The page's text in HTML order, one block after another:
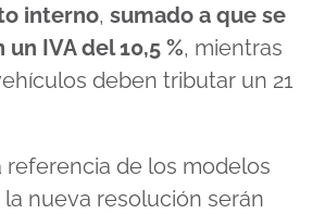
interno, sumado a que se
IVA del 10,5 %, mientras
deben tributar un 21
referencia de los modelos
nueva resolución serán